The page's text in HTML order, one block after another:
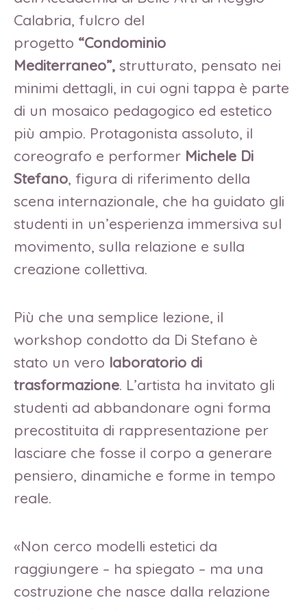
Calabria, fulcro del
progetto “Condominio
Mediterraneo”, strutturato, pensato nei
minimi dettagli, in cui ogni tappa è parte
di un mosaico pedagogico ed estetico
più ampio. Protagonista assoluto, il
coreografo e performer Michele Di
Stefano, figura di riferimento della
scena internazionale, che ha guidato gli
studenti in un’esperienza immersiva sul
movimento, sulla relazione e sulla
creazione collettiva.
Più che una semplice lezione, il
workshop condotto da Di Stefano è
stato un vero laboratorio di
trasformazione. L’artista ha invitato gli
studenti ad abbandonare ogni forma
precostituita di rappresentazione per
lasciare che fosse il corpo a generare
pensiero, dinamiche e forme in tempo
reale.
«Non cerco modelli estetici da
raggiungere – ha spiegato – ma una
costruzione che nasce dalla relazione